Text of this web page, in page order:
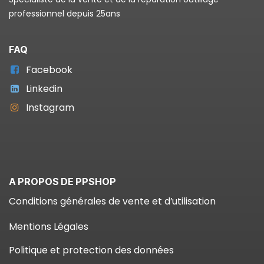
professionnel depuis 25ans
FAQ
Facebook
Linkedin
Instagram
A PROPOS DE PPSHOP
Conditions générales de vente et d’utilisation
Mentions Légales
Politique et protection des données